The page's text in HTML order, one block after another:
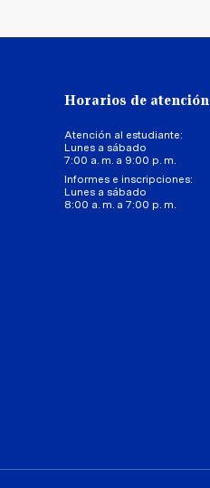
Horarios de atención
Atención al estudiante:
Lunes a sábado
7:00 a. m. a 9:00 p. m.
Informes e inscripciones:
Lunes a sábado
8:00 a. m. a 7:00 p. m.